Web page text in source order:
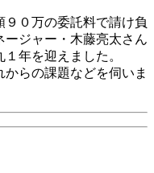
０万の委託料で請け負
ージャー・木藤亮太さん
年を迎えました。
らの課題などを伺いま